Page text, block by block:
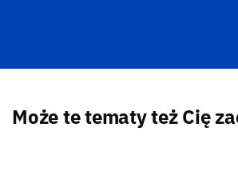
Może te tematy też Cię